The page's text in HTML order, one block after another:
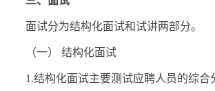
面试分为结构化面试和试讲两部分。
（一） 结构化面试
1.结构化面试主要测试应聘人员的综合